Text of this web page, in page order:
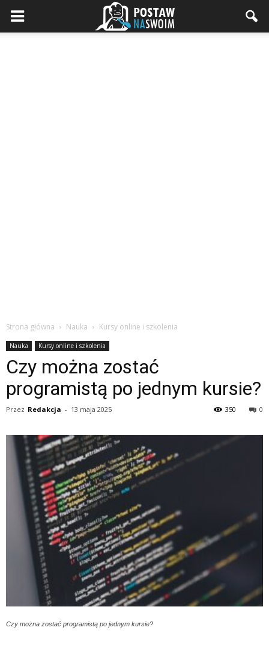
Strona główna Nauka Kursy online i szkolenia
Nauka Kursy online i szkolenia
Czy można zostać
programistą po jednym kursie?
Przez Redakcja - 13 maja 2025 0
350
Czy można zostać programistą po jednym kursie?